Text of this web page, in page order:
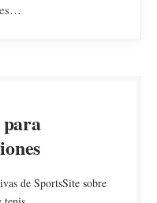
de SportsSite sobre